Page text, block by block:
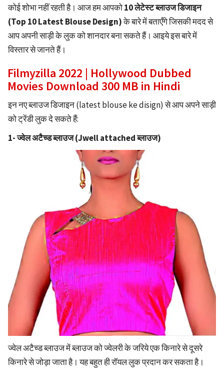
कोई शोभा नहीं रहती है। आज हम आपको10 लेटेस्ट ब्लाउज डिजाइन
(Top 10 Latest Blouse Design)के बारे में बताएँगे जिसकी मदद से
आप अपनी साड़ी के लुक को शानदार बना सकते हैं। आइये इस बारे में
विस्तार से जानते हैं।
Filmyzilla 2022 | Hollywood Dubbed
Movies Download 300 MB in Hindi
इन नए ब्लाउज डिजाइन (latest blouse ke disign) से आप अपने साड़ी
को ट्रेंडी लुक दे सकते हैं:
1- ज्वेल अटैच्ड ब्लाउज (Jwell attached ब्लाउज)
ज्वेल अटैच्ड ब्लाउज में ब्लाउज को ज्वेलरी के जरिये एक किनारे से दूसरे
किनारे से जोड़ा जाता है। यह बहुत ही रॉयल लुक प्रदान कर सकता है।